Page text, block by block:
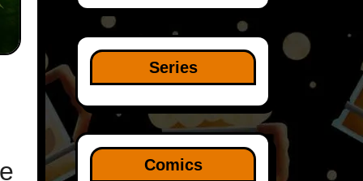
Series
Comics